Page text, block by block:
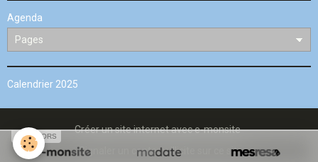
Agenda
Calendrier 2025
Créer un site internet avec e-monsite
Signaler un contenu illicite sur ce site
SPONSORS